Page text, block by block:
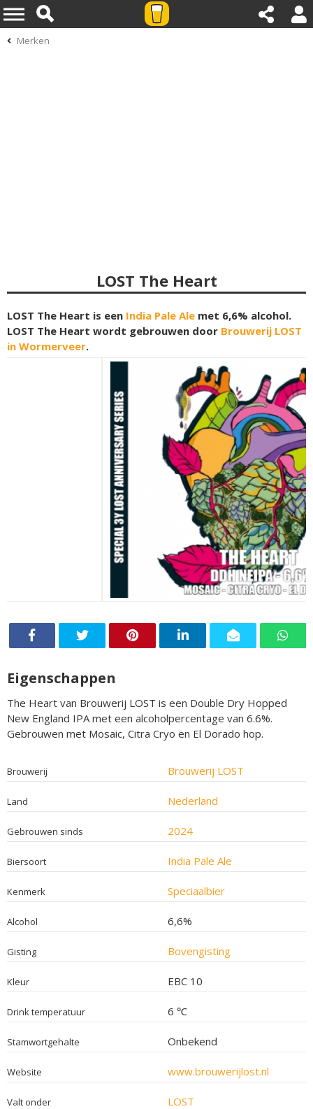
Merken
LOST The Heart
LOST The Heart is een India Pale Ale met 6,6% alcohol.
LOST The Heart wordt gebrouwen door Brouwerij LOST
in Wormerveer.
Eigenschappen
The Heart van Brouwerij LOST is een Double Dry Hopped
New England IPA met een alcoholpercentage van 6.6%.
Gebrouwen met Mosaic, Citra Cryo en El Dorado hop.
Brouwerij Brouwerij LOST
Land Nederland
Gebrouwen sinds 2024
Biersoort India Pale Ale
Kenmerk Speciaalbier
Alcohol 6,6%
Gisting Bovengisting
Kleur EBC 10
Drink temperatuur 6 ℃
Stamwortgehalte Onbekend
Website www.brouwerijlost.nl
Valt onder LOST